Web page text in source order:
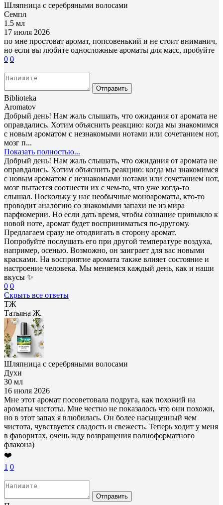
Шляпница с серебряными волосами
Семпл
1.5 мл
17 июля 2026
по мне простоват аромат, попсовенький и не стоит вниманич,
но если вы любите односложные ароматы для масс, пробуйте
0 0
Отправить
Biblioteka
Aromatov
Добрый день! Нам жаль слышать, что ожидания от аромата не
оправдались. Хотим объяснить реакцию: когда мы знакомимся
с новым ароматом с незнакомыми нотами или сочетанием нот,
мозг п...
Показать полностью...
Добрый день! Нам жаль слышать, что ожидания от аромата не
оправдались. Хотим объяснить реакцию: когда мы знакомимся
с новым ароматом с незнакомыми нотами или сочетанием нот,
мозг пытается соотнести их с чем-то, что уже когда-то
слышал. Поскольку у нас необычные моноароматы, кто-то
проводит аналогию со знакомыми запахи не из мира
парфюмерии. Но если дать время, чтобы сознание привыкло к
новой ноте, аромат будет восприниматься по-другому.
Предлагаем сразу не отодвигать в сторону аромат.
Попробуйте послушать его при другой температуре воздуха,
например, осенью. Возможно, он заиграет для вас новыми
красками. На восприятие аромата также влияет состояние и
настроение человека. Мы меняемся каждый день, как и наши
вкусы ✨
0 0
Скрыть все ответы
ТЖ
Татьяна Ж.
Шляпница с серебряными волосами
Духи
30 мл
16 июля 2026
Мне этот аромат посоветовала подруга, как похожий на
ароматы чистоты. Мне честно не показалось что они похожи,
но в этот запах я влюбилась. Он более насыщенный чем
чистота, чувствуется сладость и свежесть. Теперь ходит у меня
в фаворитах, очень жду возвращения полноформатного
флакона)
❤️
1 0
Отправить